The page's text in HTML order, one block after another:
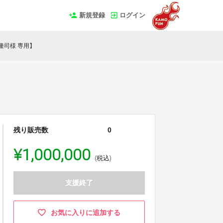
新規登録 ログイン
司様 専用】
残り販売数 0
¥1,000,000 (税込)
支援終了
お気に入りに追加する